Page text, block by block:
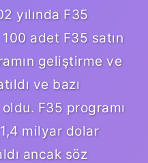
yılında F35
100 adet F35 satın
geliştirme ve
ve bazı
F35 programı
milyar dolar
ancak söz